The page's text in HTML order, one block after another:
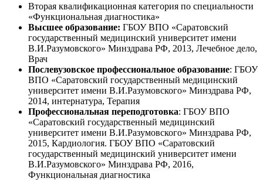
Вторая квалификационная категория по специальности
«Функциональная диагностика»
Высшее образование: ГБОУ ВПО «Саратовский
государственный медицинский университет имени
В.И.Разумовского» Минздрава РФ, 2013, Лечебное дело,
Врач
Послевузовское профессиональное образование: ГБОУ
ВПО «Саратовский государственный медицинский
университет имени В.И.Разумовского» Минздрава РФ,
2014, интернатура, Терапия
Профессиональная переподготовка: ГБОУ ВПО
«Саратовский государственный медицинский
университет имени В.И.Разумовского» Минздрава РФ,
2015, Кардиология. ГБОУ ВПО «Саратовский
государственный медицинский университет имени
В.И.Разумовского» Минздрава РФ, 2016,
Функциональная диагностика